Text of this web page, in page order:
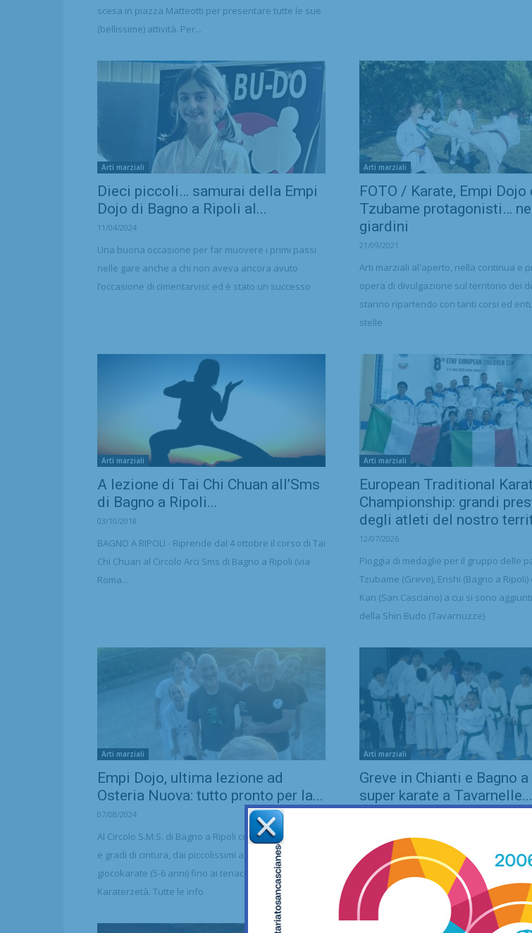
scesa in piazza Matteotti per presentare tutte le sue
(bellissime) attività. Per...
Arti marziali
Dieci piccoli… samurai della Empi
Dojo di Bagno a Ripoli al...
11/04/2024
Una buona occasione per far muovere i primi passi
nelle gare anche a chi non aveva ancora avuto
l’occasione di cimentarvisi: ed è stato un successo
Arti marziali
FOTO / Karate, Empi Dojo
Tzubame protagonisti…
giardini
21/09/2021
Arti marziali al'aperto, nella continua e
opera di divulgazione sul territorio dei
stanno ripartendo con tanti corsi ed
stelle
Arti marziali
A lezione di Tai Chi Chuan all’Sms
di Bagno a Ripoli...
03/10/2018
BAGNO A RIPOLI - Riprende dal 4 ottobre il corso di Tai
Chi Chuan al Circolo Arci Sms di Bagno a Ripoli (via
Roma...
Arti marziali
European Traditional
Championship: grandi
degli atleti del nostro
12/07/2026
Pioggia di medaglie per il gruppo delle
Tzubame (Greve), Enshi (Bagno a Ripoli)
Kan (San Casciano) a cui si sono
della Shin Budo (Tavarnuzze)
Arti marziali
Empi Dojo, ultima lezione ad
Osteria Nuova: tutto pronto per la...
07/08/2024
Al Circolo S.M.S. di Bagno a Ripoli corsi per tutte le età
e gradi di cintura, dai piccolissimi allievi del
giocokarate (5-6 anni) fino ai tenaci “nonni” del
Karaterzetà. Tutte le info
Arti marziali
Greve in Chianti e Bagno
super karate a Tavarnelle...
GREVE IN CHIANTI-BAGNO A RIPOLI - Il
sempre più la "lingua" di Greve in
qualche tempo, di Bagno a...